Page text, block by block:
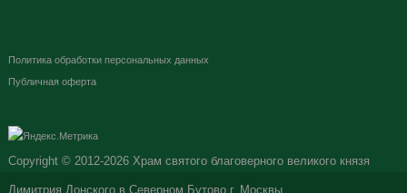
Политика обработки персональных данных
Публичная оферта
Copyright © 2012-2026 Храм святого благоверного великого князя